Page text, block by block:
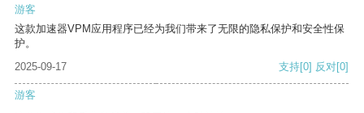
游客
这款加速器VPM应用程序已经为我们带来了无限的隐私保护和安全性保
护。
2025-09-17
支持[0] 反对[0]
游客